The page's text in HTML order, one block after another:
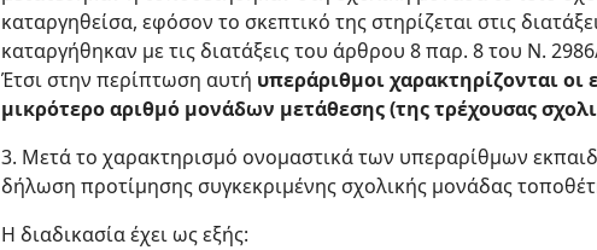
καταργηθείσα, εφόσον το σκεπτικό της στηρίζεται στις
καταργήθηκαν με τις διατάξεις του άρθρου 8 παρ. 8 του Ν.
Έτσι στην περίπτωση αυτή υπεράριθμοι χαρακτηρίζονται
μικρότερο αριθμό μονάδων μετάθεσης (της τρέχουσας
3. Μετά το χαρακτηρισμό ονομαστικά των υπεραρίθμων
δήλωση προτίμησης συγκεκριμένης σχολικής μονάδας
Η διαδικασία έχει ως εξής: